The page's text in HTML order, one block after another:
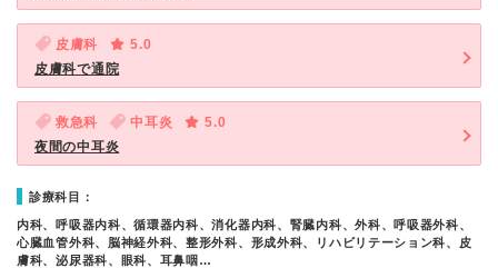
皮膚科
5.0
皮膚科で通院
救急科 中耳炎
5.0
夜間の中耳炎
診療科目：
内科、呼吸器内科、循環器内科、消化器内科、腎臓内科、外科、呼吸器外科、
心臓血管外科、脳神経外科、整形外科、形成外科、リハビリテーション科、皮
膚科、泌尿器科、眼科、耳鼻咽…